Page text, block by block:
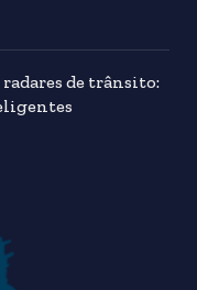
de trânsito: